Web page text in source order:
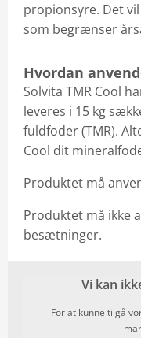
propionsyre. Det
som begrænser
Hvordan
Solvita TMR Cool
leveres i 15 kg
fuldfoder (TMR).
Cool dit
Produktet må
Produktet må ikke
besætninger.
Vi kan
For at kunne tilgå